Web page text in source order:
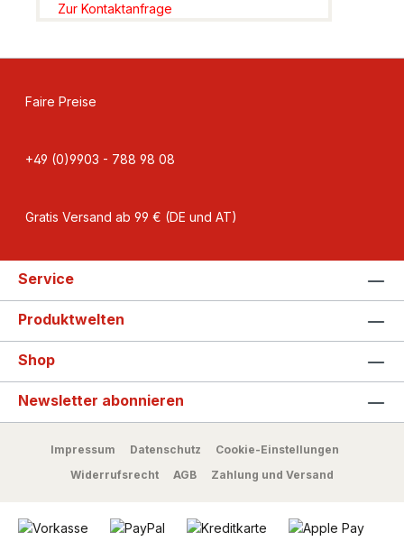
Zur Kontaktanfrage
Faire Preise
+49 (0)9903 - 788 98 08
Gratis Versand ab 99 € (DE und AT)
Service
Produktwelten
Shop
Newsletter abonnieren
Impressum Datenschutz
Cookie-Einstellungen
Widerrufsrecht
AGB Zahlung und Versand